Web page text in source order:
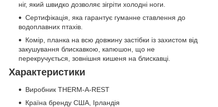
ніг, який швидко дозволяє зігріти холодні ноги.
Сертифікація, яка гарантує гуманне ставлення до
водоплавних птахів.
Комір, планка на всю довжину застібки із захистом від
закушування блискавкою, капюшон, що не
перекручується, зовнішня кишеня на блискавці.
Характеристики
Виробник THERM-A-REST
Країна бренду США, Ірландія